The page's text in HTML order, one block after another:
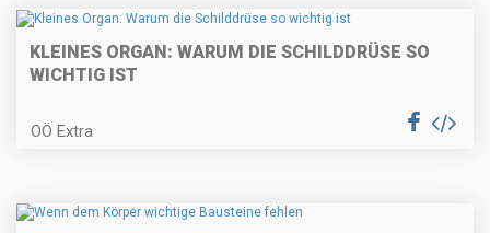
KLEINES ORGAN: WARUM DIE SCHILDDRÜSE SO
WICHTIG IST
OÖ Extra